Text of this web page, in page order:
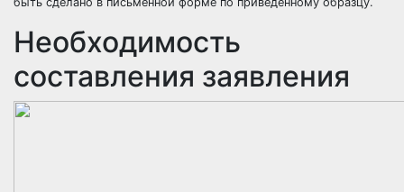
Необходимость
составления заявления